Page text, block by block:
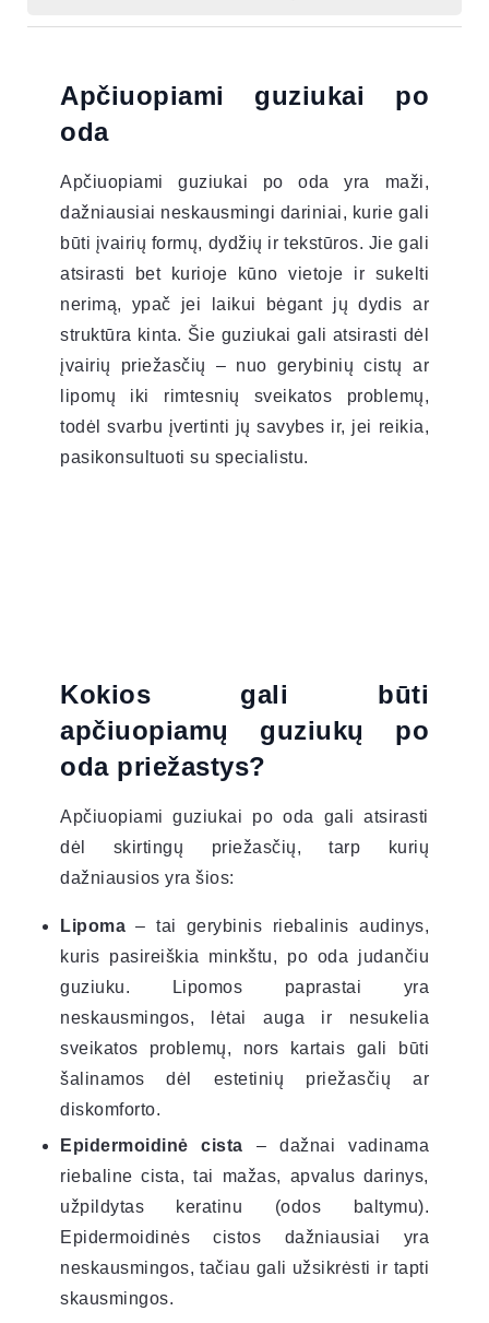
Apčiuopiami guziukai po
oda
Apčiuopiami guziukai po oda yra maži,
dažniausiai neskausmingi dariniai, kurie gali
būti įvairių formų, dydžių ir tekstūros. Jie gali
atsirasti bet kurioje kūno vietoje ir sukelti
nerimą, ypač jei laikui bėgant jų dydis ar
struktūra kinta. Šie guziukai gali atsirasti dėl
įvairių priežasčių – nuo gerybinių cistų ar
lipomų iki rimtesnių sveikatos problemų,
todėl svarbu įvertinti jų savybes ir, jei reikia,
pasikonsultuoti su specialistu.
Kokios gali būti
apčiuopiamų guziukų po
oda priežastys?
Apčiuopiami guziukai po oda gali atsirasti
dėl skirtingų priežasčių, tarp kurių
dažniausios yra šios:
Lipoma – tai gerybinis riebalinis audinys,
kuris pasireiškia minkštu, po oda judančiu
guziuku. Lipomos paprastai yra
neskausmingos, lėtai auga ir nesukelia
sveikatos problemų, nors kartais gali būti
šalinamos dėl estetinių priežasčių ar
diskomforto.
Epidermoidinė cista – dažnai vadinama
riebaline cista, tai mažas, apvalus darinys,
užpildytas keratinu (odos baltymu).
Epidermoidinės cistos dažniausiai yra
neskausmingos, tačiau gali užsikrėsti ir tapti
skausmingos.